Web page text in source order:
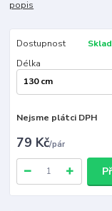
popis
Dostupnost
Délka
Nejsme plátci DPH
79 Kč/pár